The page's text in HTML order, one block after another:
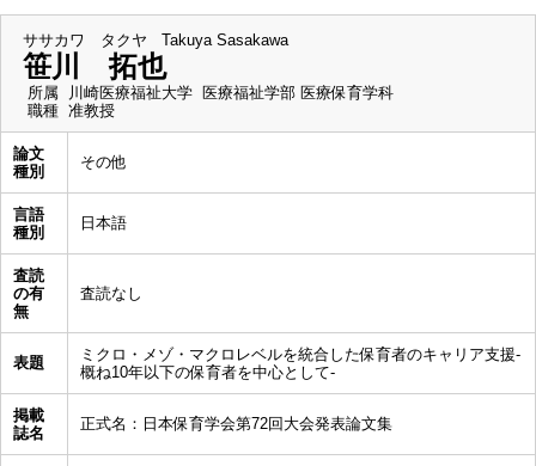
ササカワ タクヤ Takuya Sasakawa
笹川 拓也
所属
川崎医療福祉大学 医療福祉学部 医療保育学科
職種 准教授
論文
種別
その他
言語
種別
日本語
査読
の有
無
査読なし
表題
ミクロ・メゾ・マクロレベルを統合した保育者のキャリア支援-
概ね10年以下の保育者を中心として-
掲載
誌名
正式名：日本保育学会第72回大会発表論文集